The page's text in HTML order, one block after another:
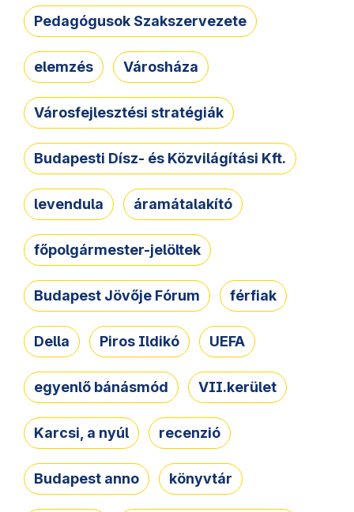
Pedagógusok Szakszervezete
elemzés Városháza
Városfejlesztési stratégiák
Budapesti Dísz- és Közvilágítási Kft.
levendula áramátalakító
főpolgármester-jelöltek
Budapest Jövője Fórum férfiak
Della Piros Ildikó UEFA
egyenlő bánásmód VII.kerület
Karcsi, a nyúl recenzió
Budapest anno könyvtár